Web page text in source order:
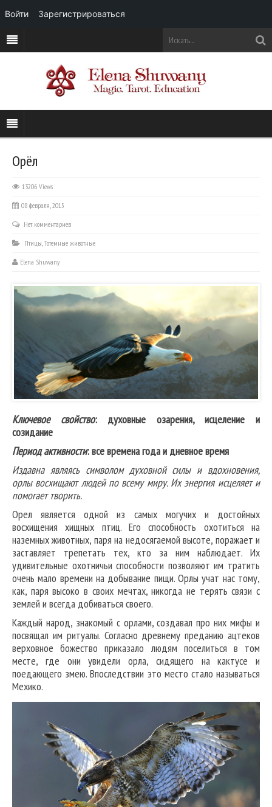
Орёл
13206 Views
08 февраля, 2015
Нет комментариев
Птицы,Тотемные животные
Elena Shuwany
Ключевое свойство: духовные озарения, исцеление и
созидание
Период активности: все времена года и дневное время
Издавна являясь символом духовной силы и вдохновения,
орлы восхищают людей по всему миру. Их энергия исцеляет и
помогает творить.
Орел является одной из самых могучих и достойных
восхищения хищных птиц. Его способность охотиться на
наземных животных, паря на недосягаемой высоте, поражает и
заставляет трепетать тех, кто за ним наблюдает. Их
удивительные охотничьи способности позволяют им тратить
очень мало времени на добывание пищи. Орлы учат нас тому,
как, паря высоко в своих мечтах, никогда не терять связи с
землей и всегда добиваться своего.
Каждый народ, знакомый с орлами, создавал про них мифы и
посвящал им ритуалы. Согласно древнему преданию ацтеков
верховное божество приказало людям поселиться в том
месте, где они увидели орла, сидящего на кактусе и
поедающего змею. Впоследствии это место стало называться
Мехико.
Войти Зарегистрироваться